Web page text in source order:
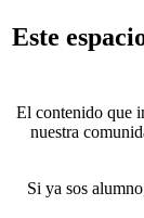
Este
El contenido que
nuestra
Si ya sos